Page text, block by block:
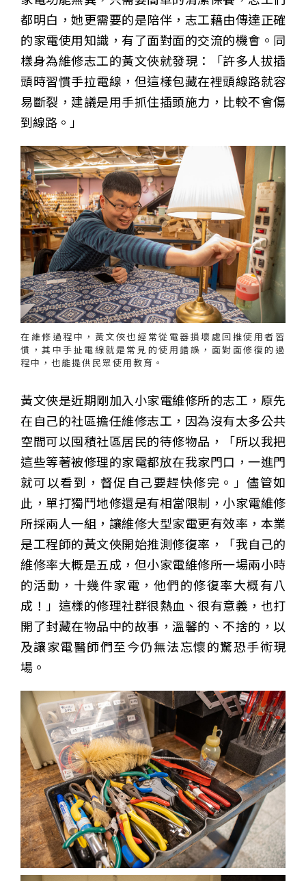
都明白，她更需要的是陪伴，志工藉由傳達正確
的家電使用知識，有了面對面的交流的機會。同
樣身為維修志工的黃文俠就發現：「許多人拔插
頭時習慣手拉電線，但這樣包藏在裡頭線路就容
易斷裂，建議是用手抓住插頭施力，比較不會傷
到線路。」
在維修過程中，黃文俠也經常從電器損壞處回推使用者習
慣，其中手扯電線就是常見的使用錯誤，面對面修復的過
程中，也能提供民眾使用教育。
黃文俠是近期剛加入小家電維修所的志工，原先
在自己的社區擔任維修志工，因為沒有太多公共
空間可以囤積社區居民的待修物品，「所以我把
這些等著被修理的家電都放在我家門口，一進門
就可以看到，督促自己要趕快修完。」儘管如
此，單打獨鬥地修還是有相當限制，小家電維修
所採兩人一組，讓維修大型家電更有效率，本業
是工程師的黃文俠開始推測修復率，「我自己的
維修率大概是五成，但小家電維修所一場兩小時
的活動，十幾件家電，他們的修復率大概有八
成！」這樣的修理社群很熱血、很有意義，也打
開了封藏在物品中的故事，溫馨的、不捨的，以
及讓家電醫師們至今仍無法忘懷的驚恐手術現
場。